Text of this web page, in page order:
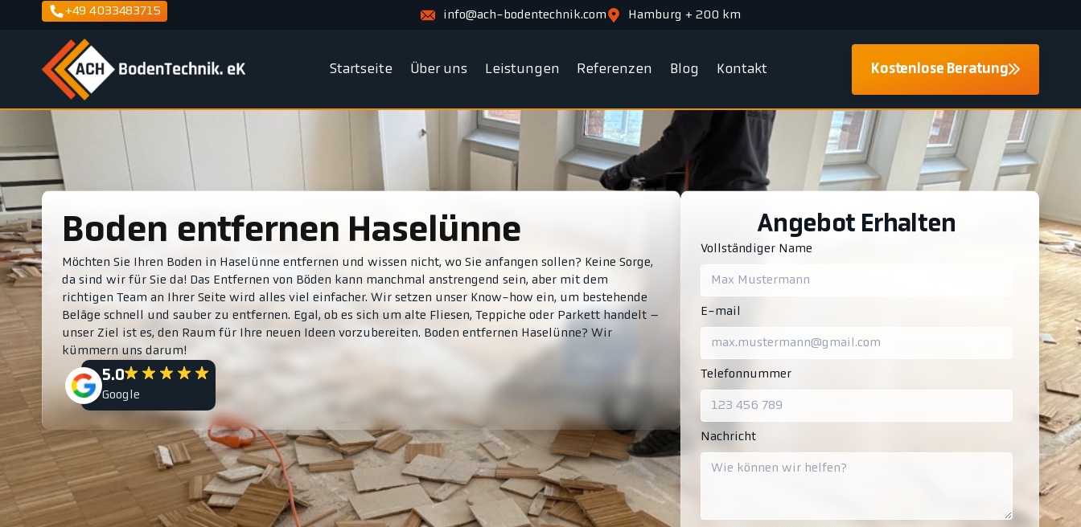
+49 4033483715 info@ach-bodentechnik.com Hamburg + 200 km
Startseite Über uns Leistungen Referenzen Blog Kontakt Kostenlose Beratung
Boden entfernen Haselünne
Möchten Sie Ihren Boden in Haselünne entfernen und wissen nicht, wo Sie anfangen sollen? Keine Sorge,
da sind wir für Sie da! Das Entfernen von Böden kann manchmal anstrengend sein, aber mit dem
richtigen Team an Ihrer Seite wird alles viel einfacher. Wir setzen unser Know-how ein, um bestehende
Beläge schnell und sauber zu entfernen. Egal, ob es sich um alte Fliesen, Teppiche oder Parkett handelt –
unser Ziel ist es, den Raum für Ihre neuen Ideen vorzubereiten. Boden entfernen Haselünne? Wir
kümmern uns darum!
5.0
Google
Angebot Erhalten
Vollständiger Name
E-mail
Telefonnummer
Nachricht